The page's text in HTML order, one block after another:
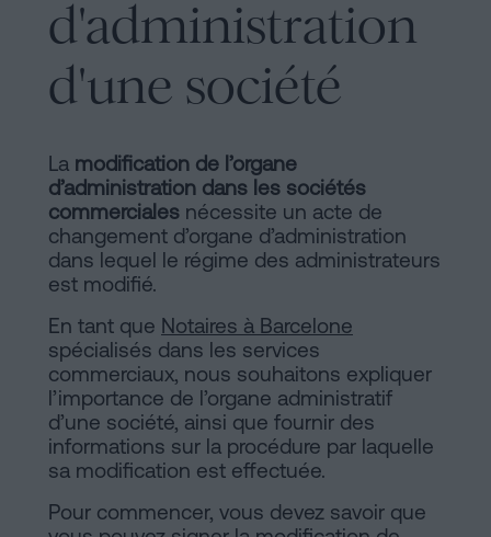
nous
Installations
Notaire
en
ligne
Blog
Contacter
Barcelone
Acte
de
à
Barcelone
Hypothèques
Dissolution
de
couple
de
fait
à
Barcelone
en
d'administration
d'une société
La modification de l’organe
d’administration dans les sociétés
commerciales nécessite un acte de
changement d’organe d’administration
dans lequel le régime des administrateurs
est modifié.
En tant que Notaires à Barcelone
spécialisés dans les services
commerciaux, nous souhaitons expliquer
l’importance de l’organe administratif
d’une société, ainsi que fournir des
informations sur la procédure par laquelle
sa modification est effectuée.
Pour commencer, vous devez savoir que